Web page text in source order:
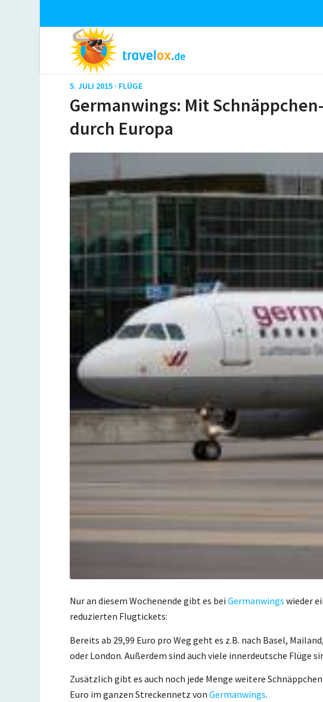
5. JULI 2015 · FLÜGE
Germanwings: Mit
durch Europa
Nur an diesem Wochenende gibt es beiGermanwings wieder
reduzierten Flugtickets:
Bereits ab 29,99 Euro pro Weg geht es z.B. nach Basel,
oder London. Außerdem sind auch viele innerdeutsche Flüge
Zusätzlich gibt es auch noch jede Menge weitere
Euro im ganzen Streckennetz vonGermanwings.